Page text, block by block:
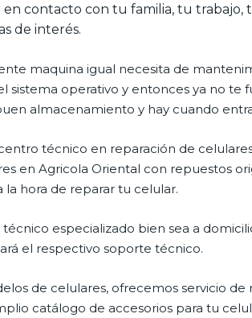
contacto con tu familia, tu trabajo,
de interés.
maquina igual necesita de
operativo y entonces ya no te
almacenamiento y hay cuando
técnico en reparación de
en Agricola Oriental con repuestos
la hora de reparar tu celular.
especializado bien sea a
el respectivo soporte técnico.
de celulares, ofrecemos servicio
catálogo de accesorios para tu